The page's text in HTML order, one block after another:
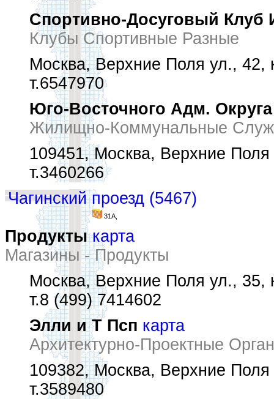
Спортивно-Досуговый Клуб
Клубы Спортивные Разные
Москва, Верхние Поля ул., 42,
т.6547970
Юго-Восточного Адм.
Жилищно-Коммунальные
109451, Москва, Верхние Поля
т.3460266
Чагинский проезд (5467)
31А,
Продукты карта
Магазины - Продукты
Москва, Верхние Поля ул., 35,
т.8 (499) 7414602
Элли и Т Псп карта
Архитектурно-Проектные
109382, Москва, Верхние Поля
т.3589480